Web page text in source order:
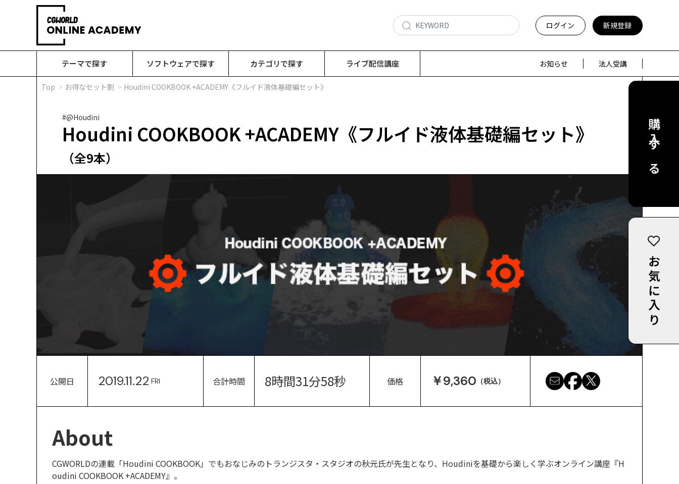
ログイン 新規登録
テーマで探す ソフトウェアで探す カテゴリで探す ライブ配信講座 お知らせ 法人受講
Top お得なセット割 Houdini COOKBOOK +ACADEMY《フルイド液体基礎編セット》
#@Houdini
Houdini COOKBOOK +ACADEMY《フルイド液体基礎編セット》
（全9本）
公開日 2019.11.22 FRI 合計時間 8時間31分58秒 価格 ￥9,360 （税込）
About
CGWORLDの連載「Houdini COOKBOOK」でもおなじみのトランジスタ・スタジオの秋元氏が先生となり、Houdiniを基礎から楽しく学ぶオンライン講座『H
oudini COOKBOOK +ACADEMY』。
購入する
お気に入り